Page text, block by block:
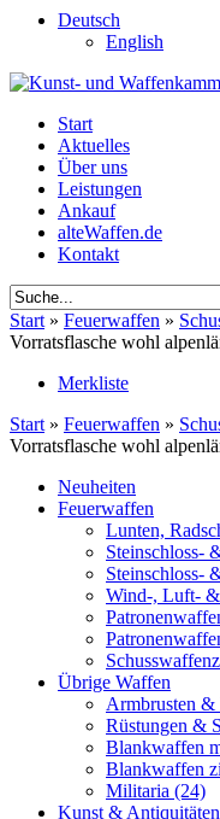
Deutsch
English
Start
Aktuelles
Über uns
Leistungen
Ankauf
alteWaffen.de
Kontakt
Start » Feuerwaffen »
Vorratsflasche wohl
Merkliste
Start » Feuerwaffen »
Vorratsflasche wohl
Neuheiten
Feuerwaffen
Lunten,
Steinschloss-
Steinschloss-
Wind-, Luft-
Übrige Waffen
Armbrusten &
Rüstungen &
Blankwaffen
Blankwaffen
Militaria (24)
Kunst & Antiquitäten